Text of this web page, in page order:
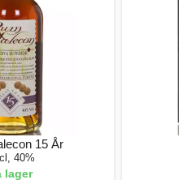
15 År
40%
lager